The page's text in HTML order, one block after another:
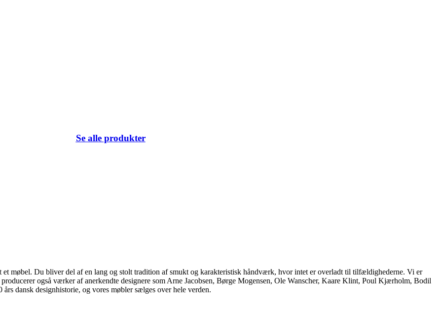
Se alle produkter
møbel. Du bliver del af en lang og stolt tradition af smukt og karakteristisk håndværk, hvor intet er overladt til tilfældighederne. Vi er
også værker af anerkendte designere som Arne Jacobsen, Børge Mogensen, Ole Wanscher, Kaare Klint, Poul Kjærholm, Bodil
dansk designhistorie, og vores møbler sælges over hele verden.